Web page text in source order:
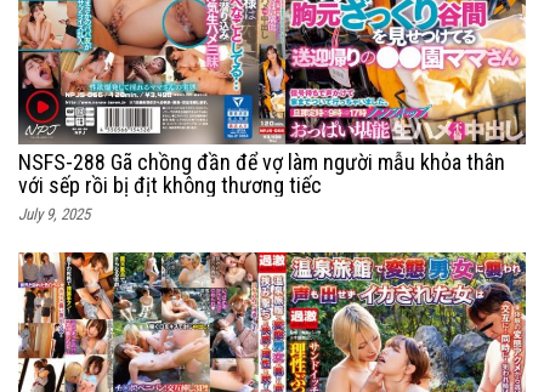
NSFS-288 Gã chồng đần để vợ làm người mẫu khỏa thân
với sếp rồi bị địt không thương tiếc
July 9, 2025